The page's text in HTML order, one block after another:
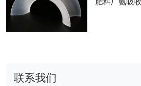
联系我们